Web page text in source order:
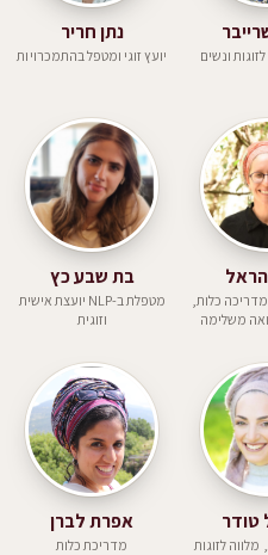
ונשים
נתן חריר
יועץ זוגי ומטפל בהתמכרויות
כלות,
משלימה
בת שבע כץ
מטפלת ב-NLP יועצת אישית
וזוגית
טודר
לזוגות
אפרת לברן
מדריכת כלות